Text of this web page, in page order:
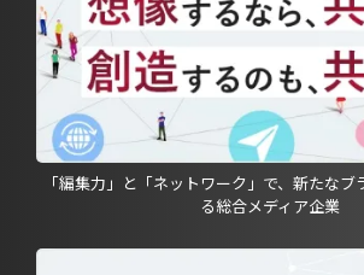
「編集力」と「ネットワーク」で、新たな
る総合メディア企業